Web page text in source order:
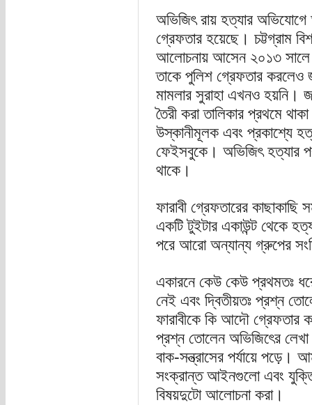
অভিজিৎ রায় হত্যার অভিযোগে
গ্রেফতার হয়েছে। চট্টগ্রাম
আলোচনায় আসেন ২০১৩ সালে
তাকে পুলিশ গ্রেফতার করলেও
মামলার সুরাহা এখনও হয়নি।
তৈরী করা তালিকার প্রথমে
উস্কানীমূলক এবং প্রকাশ্যে
ফেইসবুকে। অভিজিৎ হত্যার
থাকে।
ফারাবী গ্রেফতারের
একটি টুইটার একাউন্ট থেকে
পরে আরো অন্যান্য গ্রুপের
একারনে কেউ কেউ প্রথমতঃ
নেই এবং দ্বিতীয়তঃ প্রশ্ন
ফারাবীকে কি আদৌ গ্রেফতার
প্রশ্ন তোলেন অভিজিৎের
বাক-সন্ত্রাসের পর্যায়ে পড়ে।
সংক্রান্ত আইনগুলো এবং
বিষয়দুটো আলোচনা করা।